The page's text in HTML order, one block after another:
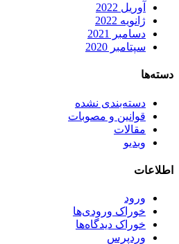
آوریل 2022
ژانویه 2022
دسامبر 2021
سپتامبر 2020
دسته‌ها
دسته‌بندی نشده
قوانین و مصوبات
مقالات
وبدیو
اطلاعات
ورود
خوراک ورودی‌ها
خوراک دیدگاه‌ها
وردپرس